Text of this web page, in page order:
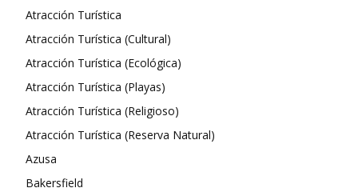
Atracción Turística
Atracción Turística (Cultural)
Atracción Turística (Ecológica)
Atracción Turística (Playas)
Atracción Turística (Religioso)
Atracción Turística (Reserva Natural)
Azusa
Bakersfield